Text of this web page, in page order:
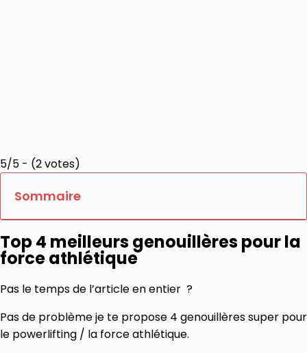
5/5 - (2 votes)
Sommaire
Top 4 meilleurs genouillères pour la
force athlétique
Pas le temps de l’article en entier ?
Pas de problème je te propose 4 genouillères super pour
le powerlifting / la force athlétique.